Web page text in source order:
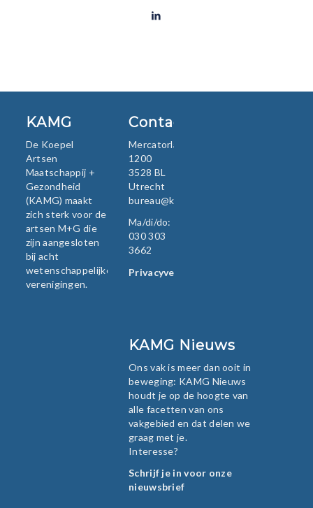
KAMG
De Koepel
Artsen
Maatschappij +
Gezondheid
(KAMG) maakt
zich sterk voor de
artsen M+G die
zijn aangesloten
bij acht
wetenschappelijke
verenigingen.
Contact
Mercatorlaan
1200
3528 BL
Utrecht
bureau@kamg.nl
Ma/di/do:
030 303
3662
Privacyverklaring
KAMG Nieuws
Ons vak is meer dan ooit in
beweging: KAMG Nieuws
houdt je op de hoogte van
alle facetten van ons
vakgebied en dat delen we
graag met je.
Interesse?
Schrijf je in voor onze
nieuwsbrief